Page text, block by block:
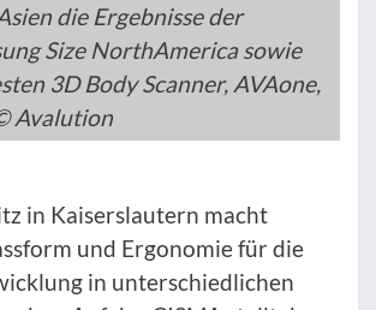
die Ergebnisse der
Size NorthAmerica sowie
3D Body Scanner, AVAone,
Avalution
in Kaiserslautern macht
und Ergonomie für die
in unterschiedlichen